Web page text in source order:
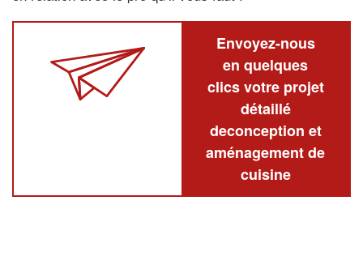
Envoyez-nous
en quelques
clics votre projet
détaillé
deconception et
aménagement de
cuisine